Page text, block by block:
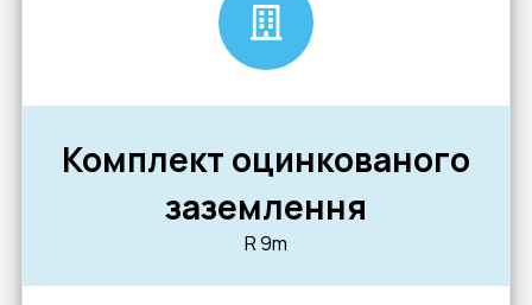
Комплект оцинкованого
заземлення
R 9m